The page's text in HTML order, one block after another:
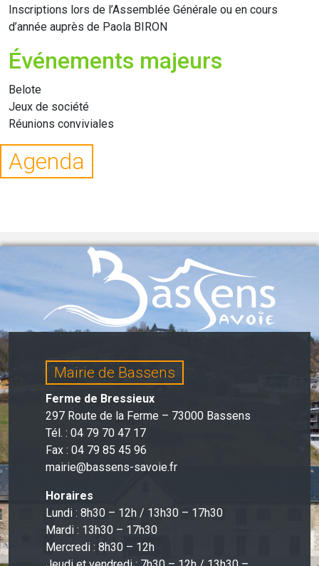
Inscriptions lors de l’Assemblée Générale ou en cours
d’année auprès de Paola BIRON
Événements majeurs
Belote
Jeux de société
Réunions conviviales
Agenda
Mairie de Bassens
Ferme de Bressieux
297 Route de la Ferme – 73000 Bassens
Tél. : 04 79 70 47 17
Fax : 04 79 85 45 96
mairie@bassens-savoie.fr
Horaires
Lundi : 8h30 – 12h / 13h30 – 17h30
Mardi : 13h30 – 17h30
Mercredi : 8h30 – 12h